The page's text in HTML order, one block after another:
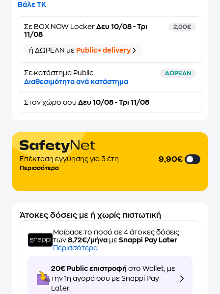
Βάλε ΤΚ
Σε BOX NOW Locker Δευ 10/08 - Τρι
11/08
2,00€
ή ΔΩΡΕΑΝ με Public+ delivery
Σε κατάστημα Public ΔΩΡΕΑΝ
Διαθεσιμότητα ανά κατάστημα
Στον χώρο σου Δευ 10/08 - Τρι 11/08
Επέκταση εγγύησης για 3 έτη
Περισσότερα
9,90€
Άτοκες δόσεις με ή χωρίς πιστωτική
Μοίρασε το ποσό σε 4 άτοκες δόσεις
των 8,72€/μήνα με Snappi Pay Later
Περισσότερα
20€ Public επιστροφή στο Wallet, με
την 1η αγορά σου με Snappi Pay
Later.